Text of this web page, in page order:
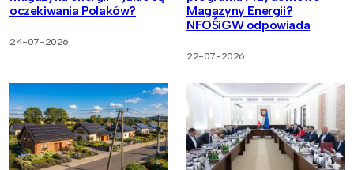
oczekiwania Polaków?
24-07-2026
Magazyny Energii?
NFOŚiGW odpowiada
22-07-2026